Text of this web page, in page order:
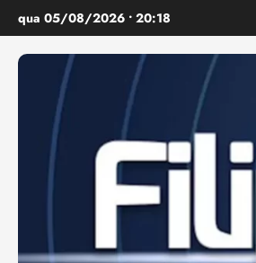
para
qua 05/08/2026 • 20:18